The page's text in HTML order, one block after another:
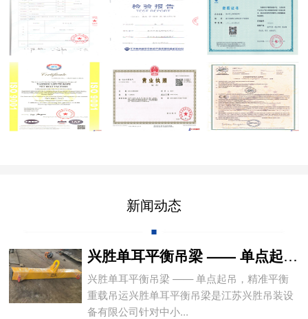
新闻动态
兴胜单耳平衡吊梁 —— 单点起吊，精准平
兴胜单耳平衡吊梁 —— 单点起吊，精准平衡
重载吊运兴胜单耳平衡吊梁是江苏兴胜吊装设
备有限公司针对中小...